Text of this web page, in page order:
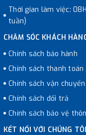
Thời gian làm việc:
tuần)
CHĂM SÓC KHÁCH
Chính sách bảo hành
Chính sách thanh toán
Chính sách vận chuyển
Chính sách đổi trả
Chính sách bảo vệ
KẾT NỐI VỚI CHÚNG TÔI